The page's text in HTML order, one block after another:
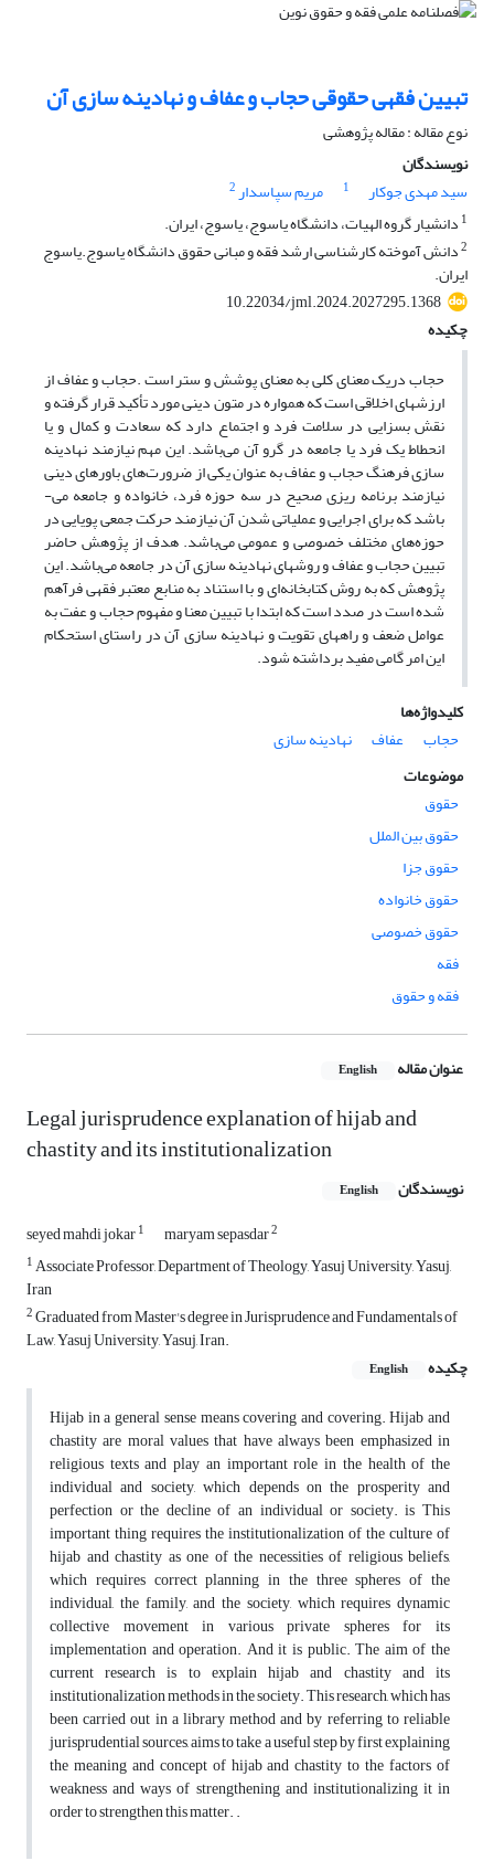
تبیین فقهی حقوقی حجاب و عفاف و نهادینه سازی آن
نوع مقاله : مقاله پژوهشی
نویسندگان
سید مهدی جوکار
1 مریم سپاسدار2
1 دانشیار گروه الهیات، دانشگاه یاسوج، یاسوج، ایران.
2دانش آموخته کارشناسی ارشد فقه و مبانی حقوق دانشگاه یاسوج.یاسوج
ایران.
10.22034/jml.2024.2027295.1368
چکیده
حجاب دریک معنای کلی به معنای پوشش و ستر است .حجاب و عفاف از
ارزشهاى اخلاقى است که همواره در متون دینى مورد تأکید قرار گرفته و
نقش بسزایى در سلامت فرد و اجتماع دارد که سعادت و کمال و یا
انحطاط یک فرد یا جامعه در گرو آن می‌باشد. این مهم نیازمند نهادینه
سازی فرهنگ حجاب و عفاف به عنوان یکی از ضرورت‌های باورهای دینی
نیازمند برنامه ریزی صحیح در سه حوزه فرد، خانواده و جامعه می-
باشد که برای اجرایی و عملیاتی شدن آن نیازمند حرکت جمعی پویایی در
حوزه‌های مختلف خصوصی و عمومی می‌باشد. هدف از پژوهش حاضر
تبیین حجاب و عفاف و روشهای نهادینه سازی آن در جامعه می‌باشد. این
پژوهش که به روش کتابخانه‌ای و با استناد به منابع معتبر فقهی فرآهم
شده است در صدد است که ابتدا با تبیین معنا و مفهوم حجاب و عفت به
عوامل ضعف و راههای تقویت و نهادینه سازی آن در راستای استحکام
این امر گامی مفید برداشته شود.
کلیدواژه‌ها
حجاب
عفاف
نهادینه سازی
موضوعات
حقوق
حقوق بین الملل
حقوق جزا
حقوق خانواده
حقوق خصوصی
فقه
فقه و حقوق
عنوان مقاله English
Legal jurisprudence explanation of hijab and
chastity and its institutionalization
نویسندگان English
seyed mahdi jokar1 maryam sepasdar2
1Associate Professor, Department of Theology, Yasuj University, Yasuj,
Iran
2Graduated from Master's degree in Jurisprudence and Fundamentals of
Law, Yasuj University, Yasuj, Iran.
چکیده
English
Hijab in a general sense means covering and covering. Hijab and
chastity are moral values ​​that have always been emphasized in
religious texts and play an important role in the health of the
individual and society, which depends on the prosperity and
perfection or the decline of an individual or society. is This
important thing requires the institutionalization of the culture of
hijab and chastity as one of the necessities of religious beliefs,
which requires correct planning in the three spheres of the
individual, the family, and the society, which requires dynamic
collective movement in various private spheres for its
implementation and operation. And it is public. The aim of the
current research is to explain hijab and chastity and its
institutionalization methods in the society. This research, which has
been carried out in a library method and by referring to reliable
jurisprudential sources, aims to take a useful step by first explaining
the meaning and concept of hijab and chastity to the factors of
weakness and ways of strengthening and institutionalizing it in
order to strengthen this matter. .